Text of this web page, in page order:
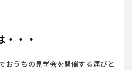
・・
おうちの見学会を開催する運びと